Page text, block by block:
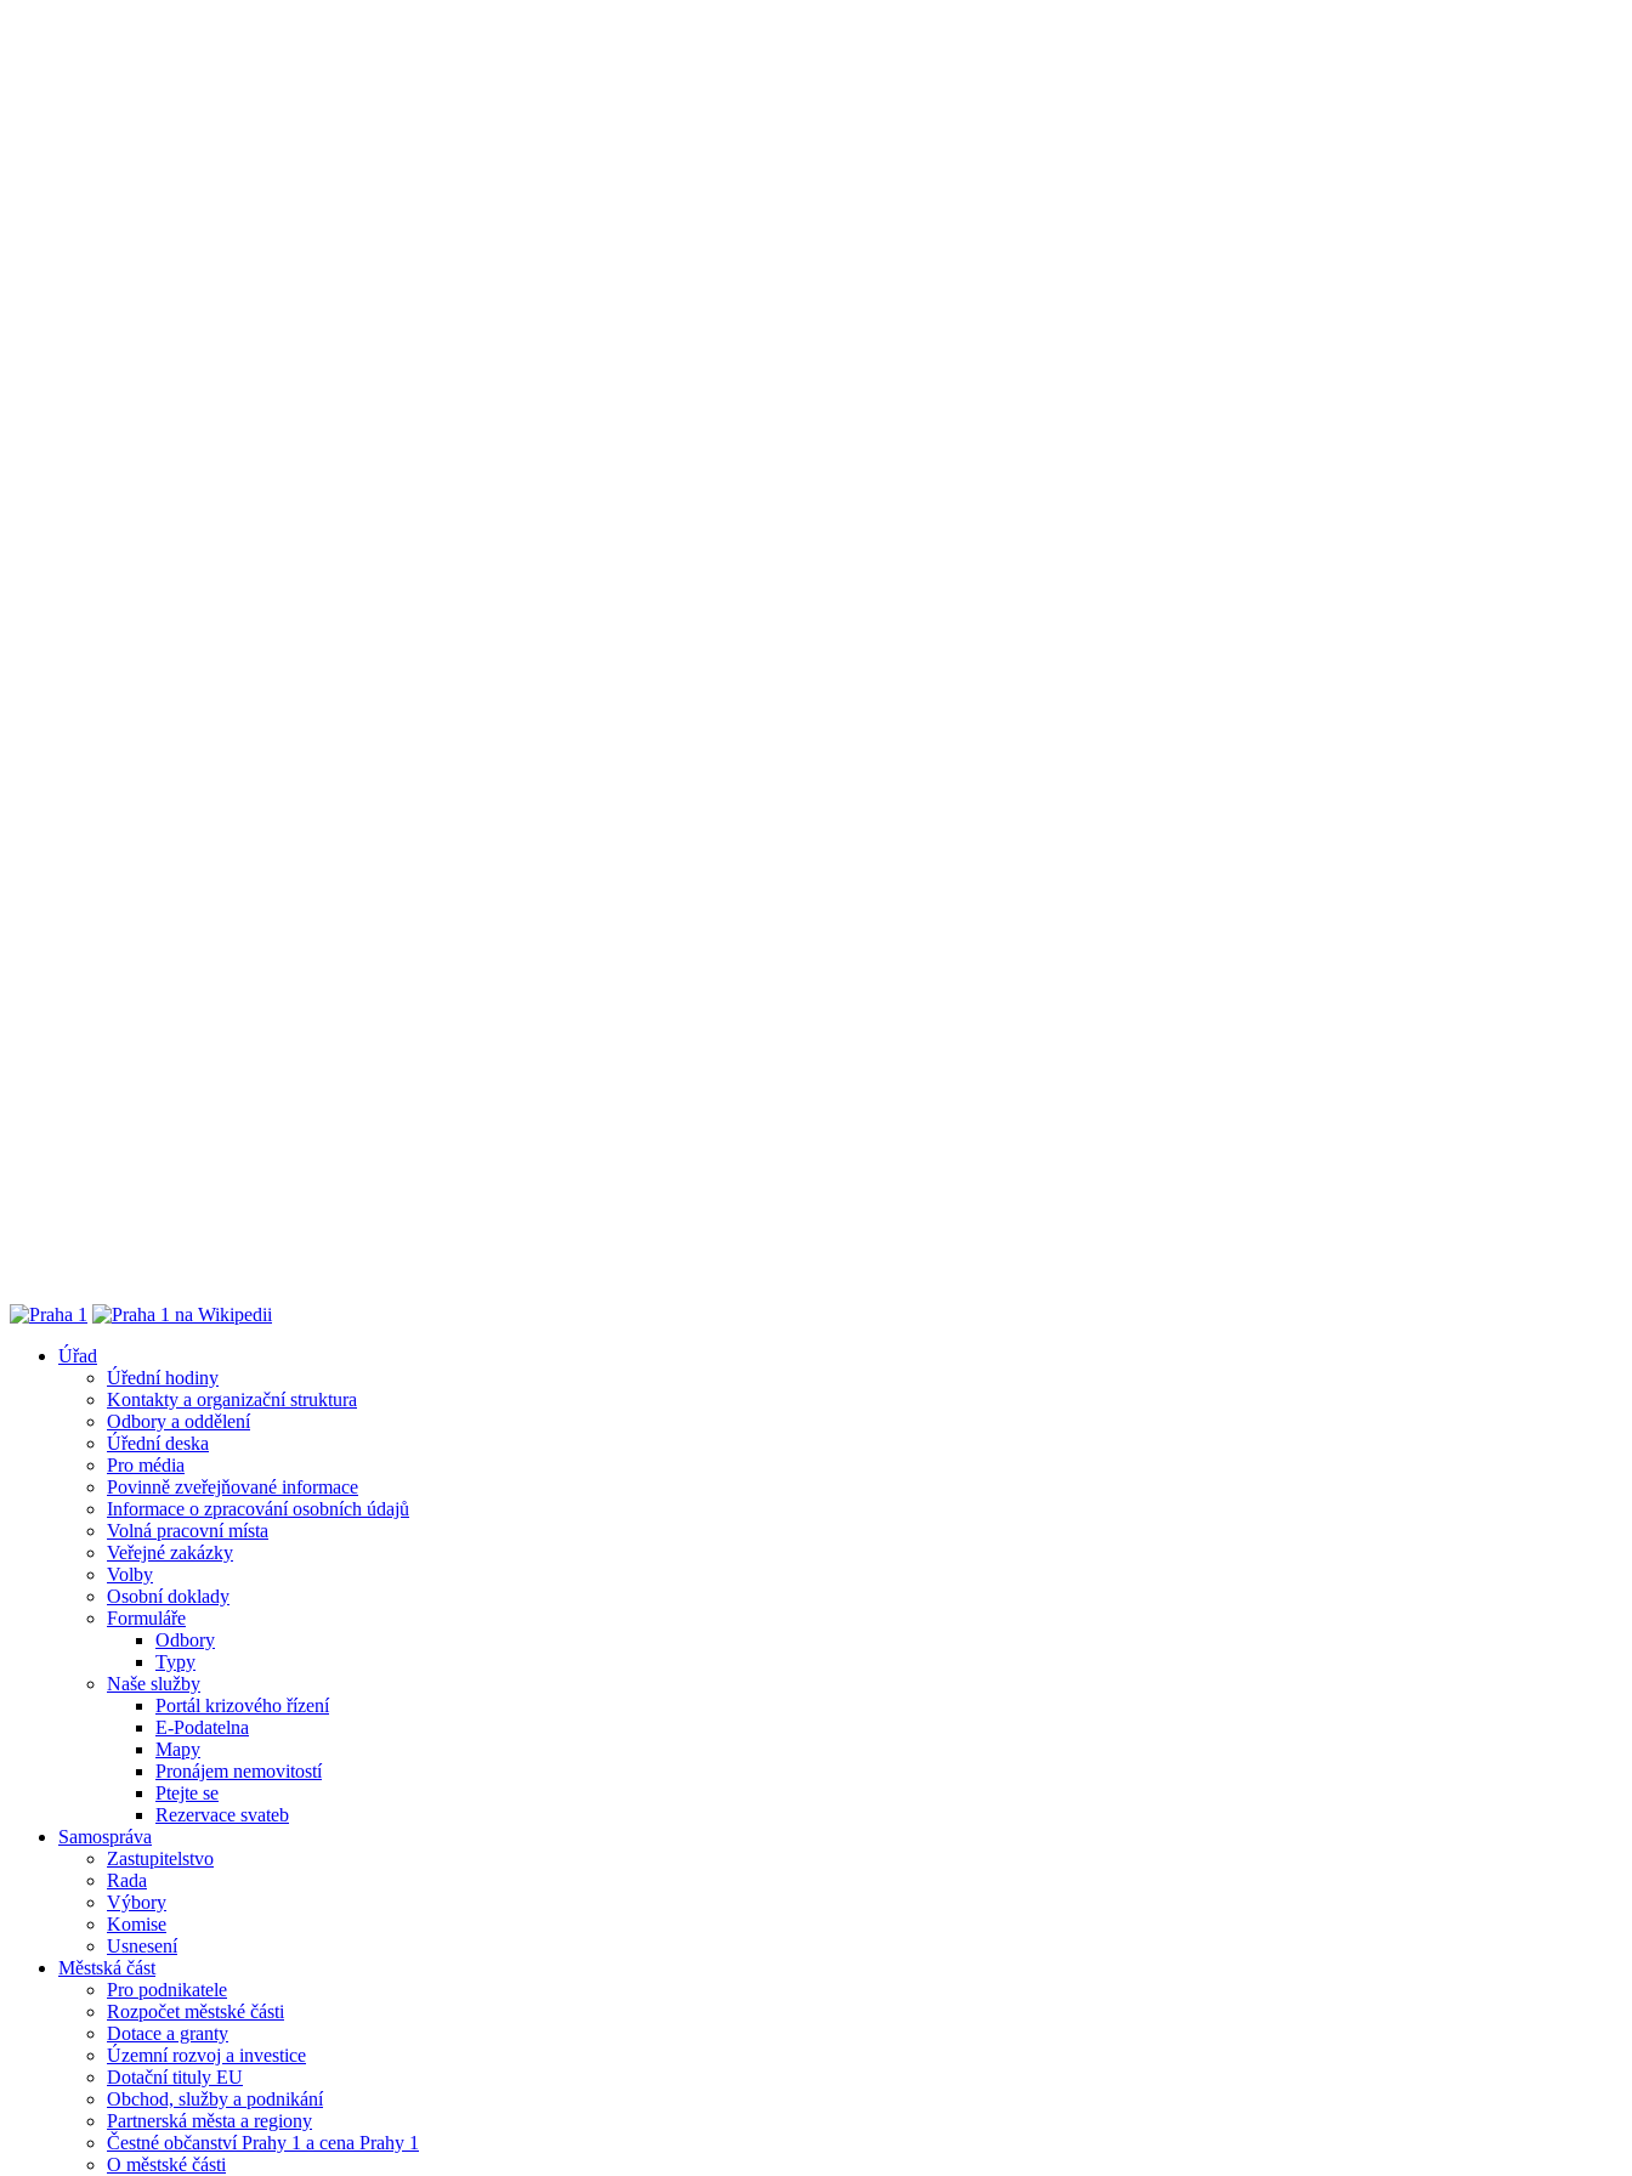
Úřad
Úřední hodiny
Kontakty a organizační struktura
Odbory a oddělení
Úřední deska
Pro média
Povinně zveřejňované informace
Informace o zpracování osobních údajů
Volná pracovní místa
Veřejné zakázky
Volby
Osobní doklady
Formuláře
Odbory
Typy
Naše služby
Portál krizového řízení
E-Podatelna
Mapy
Pronájem nemovitostí
Ptejte se
Rezervace svateb
Samospráva
Zastupitelstvo
Rada
Výbory
Komise
Usnesení
Městská část
Pro podnikatele
Rozpočet městské části
Dotace a granty
Územní rozvoj a investice
Dotační tituly EU
Obchod, služby a podnikání
Partnerská města a regiony
Čestné občanství Prahy 1 a cena Prahy 1
O městské části